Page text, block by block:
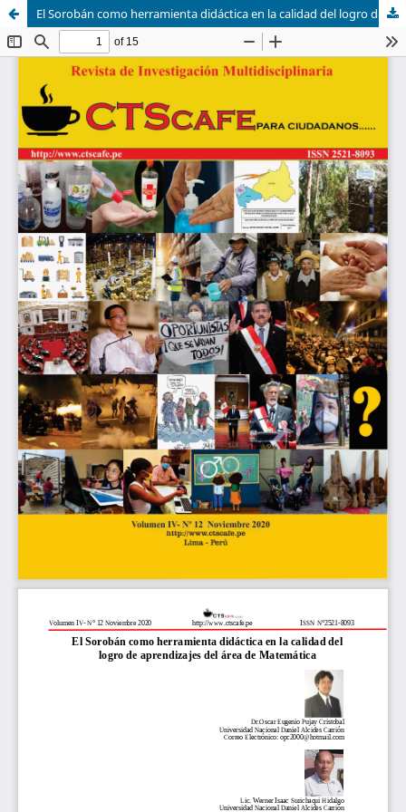
El Sorobán como herramienta didáctica en la calidad del logro de aprendizajes del área de Matemática